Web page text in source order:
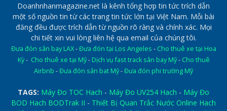
Doanhnhanmagazine.net là kênh tổng hợp tin tức trích dẫn
một số nguồn tin từ các trang tin tức lớn tại Việt Nam. Mỗi bài
đăng đều được trích dẫn từ nguồn rõ ràng và chính xác. Mọi
chi tiết xin vui lòng liên hệ qua email của chúng tôi.
Đưa đón sân bay LAX-Đưa đón tại Los Angeles - Cho thuê xe tại Hoa
Kỳ- Cho thuê xe tại Mỹ- Dịch vụ fast track sân bay Mỹ- Cho thuê
Airbnb -Đưa đón sân bat Mỹ-Đưa đón phi trường Mỹ
TAGS: Máy Đo TOC Hach - Máy Đo UV254 Hach - Máy Đo
BOD Hach BODTrak II - Thiết Bị Quan Trắc Nước Online Hach